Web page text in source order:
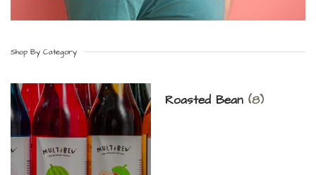
Shop By Category
Roasted Bean (8)